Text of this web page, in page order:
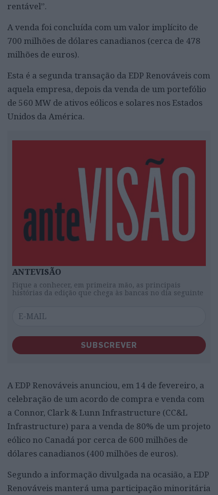
rentável”.
A venda foi concluída com um valor implícito de
700 milhões de dólares canadianos (cerca de 478
milhões de euros).
Esta é a segunda transação da EDP Renováveis com
aquela empresa, depois da venda de um portefólio
de 560 MW de ativos eólicos e solares nos Estados
Unidos da América.
ANTEVISÃO
Fique a conhecer, em primeira mão, as principais
histórias da edição que chega às bancas no dia seguinte
SUBSCREVER
A EDP Renováveis anunciou, em 14 de fevereiro, a
celebração de um acordo de compra e venda com
a Connor, Clark & Lunn Infrastructure (CC&L
Infrastructure) para a venda de 80% de um projeto
eólico no Canadá por cerca de 600 milhões de
dólares canadianos (400 milhões de euros).
Segundo a informação divulgada na ocasião, a EDP
Renováveis manterá uma participação minoritária